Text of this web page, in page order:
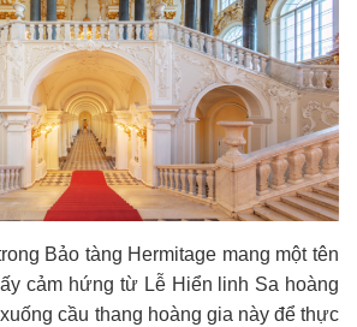
Bảo tàng Hermitage mang một tên
cảm hứng từ Lễ Hiển linh Sa hoàng
cầu thang hoàng gia này để thực